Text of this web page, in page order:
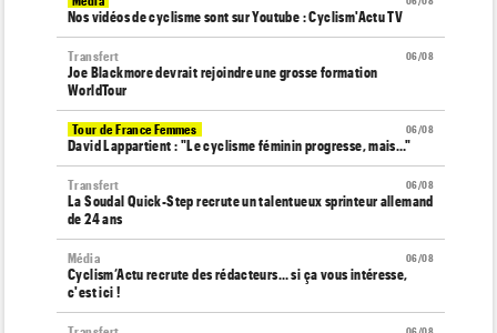
Nos vidéos de cyclisme sont sur Youtube : Cyclism'Actu TV
06/08
Transfert
Joe Blackmore devrait rejoindre une grosse formation
WorldTour
06/08
Tour de France Femmes
David Lappartient : "Le cyclisme féminin progresse, mais…"
06/08
Transfert
La Soudal Quick-Step recrute un talentueux sprinteur allemand
de 24 ans
06/08
Média
Cyclism’Actu recrute des rédacteurs… si ça vous intéresse,
c'est ici !